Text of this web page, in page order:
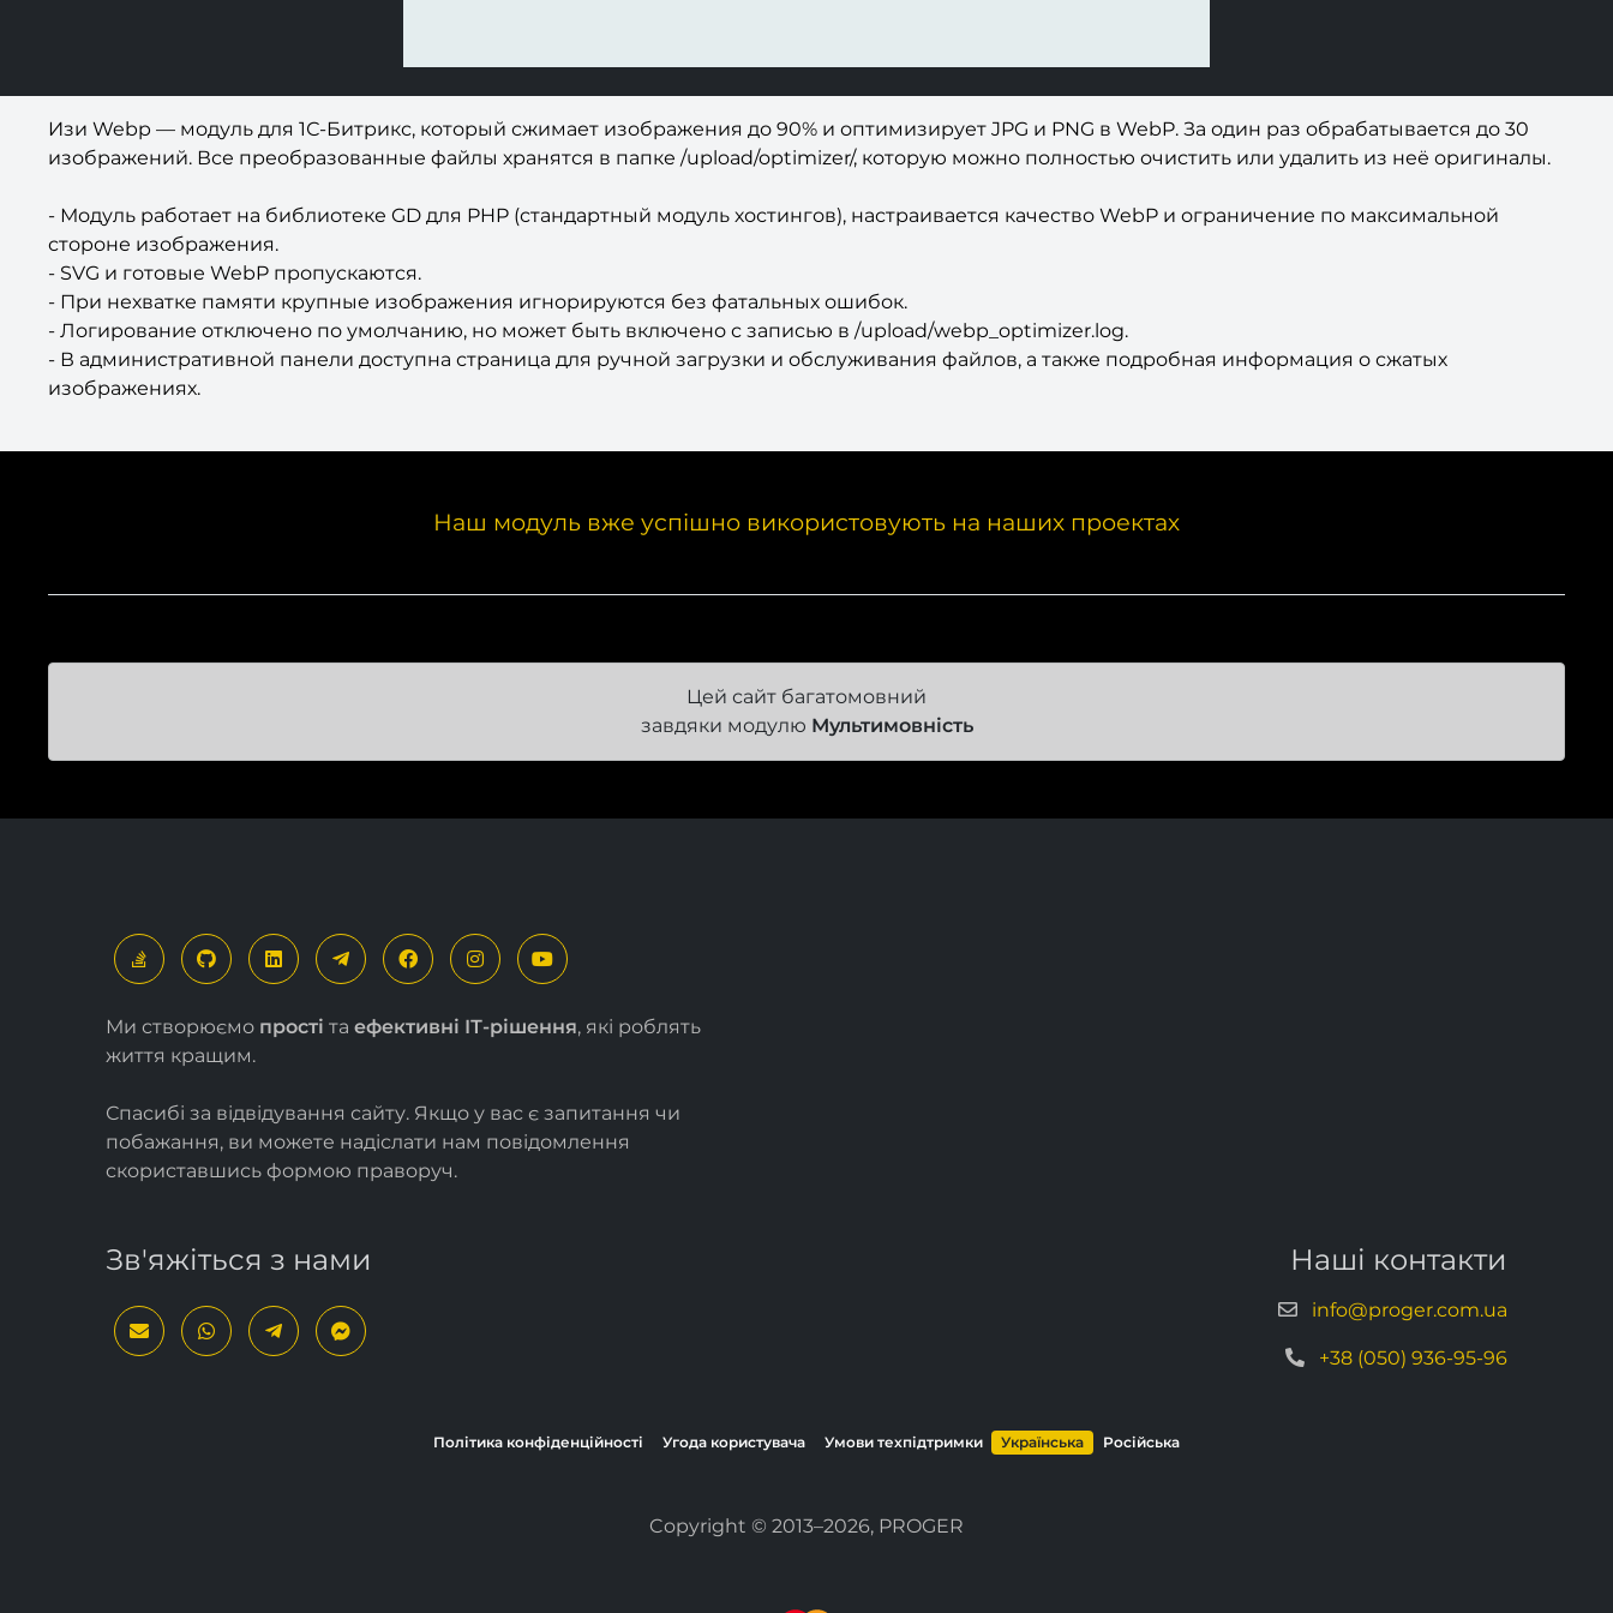
Изи Webp — модуль для 1С-Битрикс, который сжимает изображения до 90% и оптимизирует JPG и PNG в WebP. За один раз обрабатывается до 30
изображений. Все преобразованные файлы хранятся в папке /upload/optimizer/, которую можно полностью очистить или удалить из неё оригиналы.
- Модуль работает на библиотеке GD для PHP (стандартный модуль хостингов), настраивается качество WebP и ограничение по максимальной
стороне изображения.
- SVG и готовые WebP пропускаются.
- При нехватке памяти крупные изображения игнорируются без фатальных ошибок.
- Логирование отключено по умолчанию, но может быть включено с записью в /upload/webp_optimizer.log.
- В административной панели доступна страница для ручной загрузки и обслуживания файлов, а также подробная информация о сжатых
изображениях.
Наш модуль вже успішно використовують на наших проектах
Цей сайт багатомовний
завдяки модулю Мультимовність
Ми створюємо прості та ефективні ІТ-рішення, які роблять
життя кращим.
Спасибі за відвідування сайту. Якщо у вас є запитання чи
побажання, ви можете надіслати нам повідомлення
скориставшись формою праворуч.
Зв'яжіться з нами Наші контакти
info@proger.com.ua
+38 (050) 936-95-96
Політика конфіденційності Угода користувача Умови техпідтримки Українська Російська
Copyright © 2013–2026, PROGER